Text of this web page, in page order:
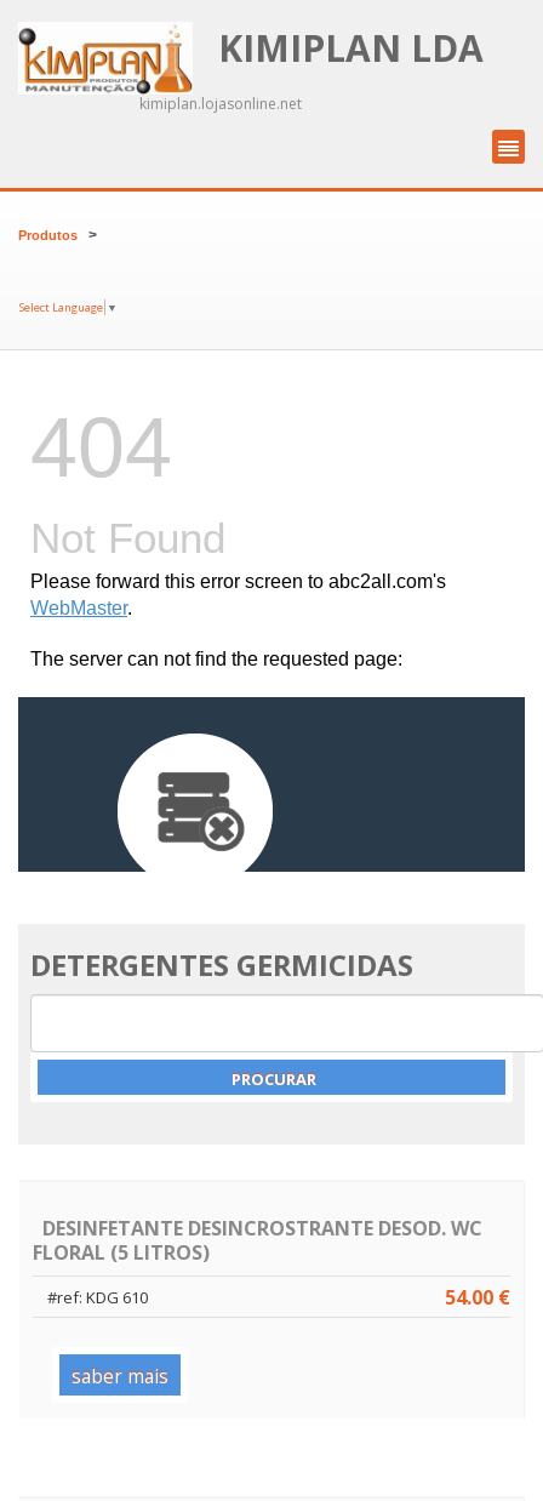
KIMIPLAN LDA
kimiplan.lojasonline.net
Produtos >
Select Language ▼
DETERGENTES GERMICIDAS
DESINFETANTE DESINCROSTRANTE DESOD. WC
FLORAL (5 LITROS)
54.00 €
#ref: KDG 610
saber mais